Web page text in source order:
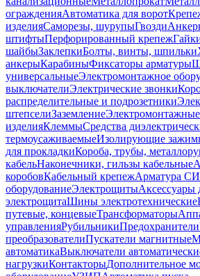
огражденияАвтоматика для ворот
изделияСаморезы, шурупыГвозди
штифтыПерфорированный крепеж
шайбыЗаклепкиБолты, винты, шпильки
анкерыКарабиныФиксаторы арматуры
универсальныеЭлектромонтажное
выключателиЭлектрические звонки
распределительные и подрозетники
штепселиЗаземлениеЭлектромонтажные
изделияКлеммыСредства
термоусаживаемыеИзолирующие
для прокладкиКороба, трубы,
кабельНаконечники, гильзы кабельные
коробовКабельный крепежАрматура
оборудованиеЭлектрощитыАксессуары
электрощитаШины электротехнические
путевые, концевыеТрансформаторы
управленияРубильникиПредохранители
преобразователиПускатели магнитные
автоматикаВыключатели
нагрузкиКонтакторыДополнительное